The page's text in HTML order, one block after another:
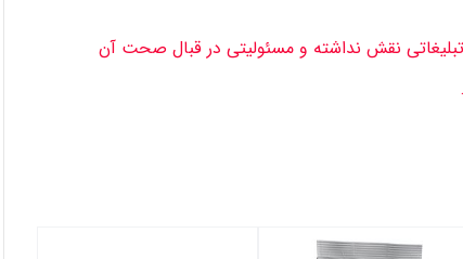
نقش نداشته و مسئولیتی در قبال صحت آن